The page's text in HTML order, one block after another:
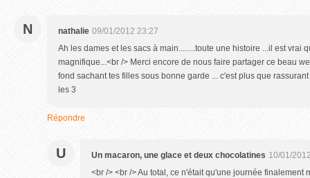
N nathalie 09/01/2012 23:27
Ah les dames et les sacs à main........toute une histoire ...il est vrai
magnifique...<br /> Merci encore de nous faire partager ce beau
fond sachant tes filles sous bonne garde ... c'est plus que
les 3
Répondre
U Un macaron, une glace et deux chocolatines 10/01/
<br /> <br /> Au total, ce n'était qu'une journée finalement